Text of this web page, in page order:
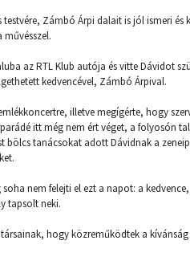
Zámbó Árpi dalait is jól ismeri és
az RTL Klub autója és vitte Dávidot
kedvencével, Zámbó Árpival.
illetve megígérte, hogy
itt még nem ért véget, a folyosón
tanácsokat adott Dávidnak a
nem felejti el ezt a napot: a
tapsolt neki.
hogy közreműködtek a kívánság